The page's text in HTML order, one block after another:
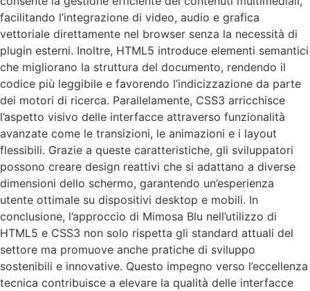
facilitando l’integrazione di video, audio e grafica
vettoriale direttamente nel browser senza la necessità di
plugin esterni. Inoltre, HTML5 introduce elementi semantici
che migliorano la struttura del documento, rendendo il
codice più leggibile e favorendo l’indicizzazione da parte
dei motori di ricerca. Parallelamente, CSS3 arricchisce
l’aspetto visivo delle interfacce attraverso funzionalità
avanzate come le transizioni, le animazioni e i layout
flessibili. Grazie a queste caratteristiche, gli sviluppatori
possono creare design reattivi che si adattano a diverse
dimensioni dello schermo, garantendo un’esperienza
utente ottimale su dispositivi desktop e mobili. In
conclusione, l’approccio di Mimosa Blu nell’utilizzo di
HTML5 e CSS3 non solo rispetta gli standard attuali del
settore ma promuove anche pratiche di sviluppo
sostenibili e innovative. Questo impegno verso l’eccellenza
tecnica contribuisce a elevare la qualità delle interfacce